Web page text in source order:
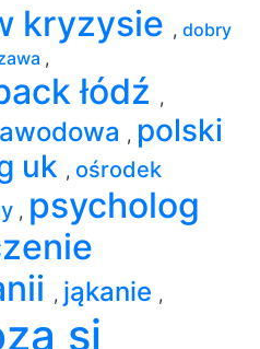
kryzysie , dobry
,
łódź ,
, polski
uk , ośrodek
, psycholog
, jąkanie ,
si